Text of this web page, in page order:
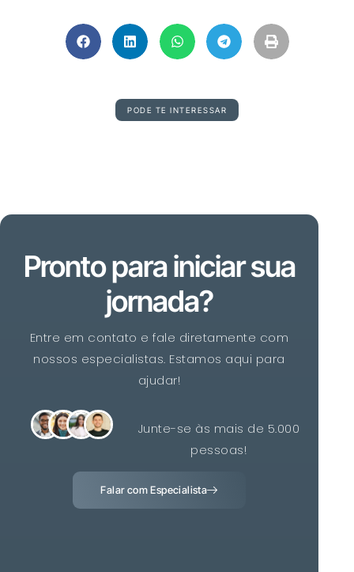
PODE TE INTERESSAR
Pronto para iniciar sua
jornada?
Entre em contato e fale diretamente com
nossos especialistas. Estamos aqui para
ajudar!
Junte-se às mais de 5.000
pessoas!
Falar com Especialista